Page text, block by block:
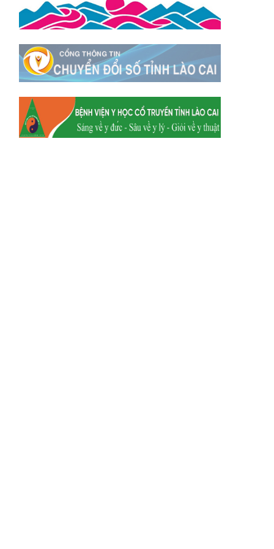
Xã Tằng Loỏng
Xã Gia Phú
Xã Mường
Hum
Xã Y Tý
Xã A Mú Sung
Xã Bản Xèo
Xã Bát Xát
Xã Võ Lao
Xã Khánh Yên